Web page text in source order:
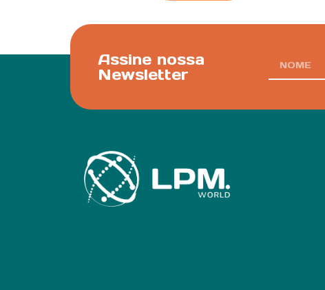
Assine nossa
Newsletter